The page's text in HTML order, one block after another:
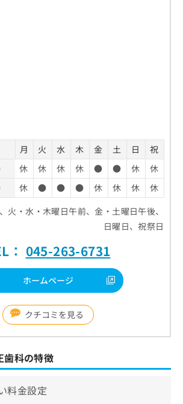
月 火 水 木 金 土 日
祝
休 休 休 休 ● ● 休
休
休 ● ● ● 休 休 休
休
火・水・木曜日午前、金・土曜日午後、
日曜日、祝祭日
： 045-263-6731
ホームページ
クチコミを見る
歯科の特徴
料金設定